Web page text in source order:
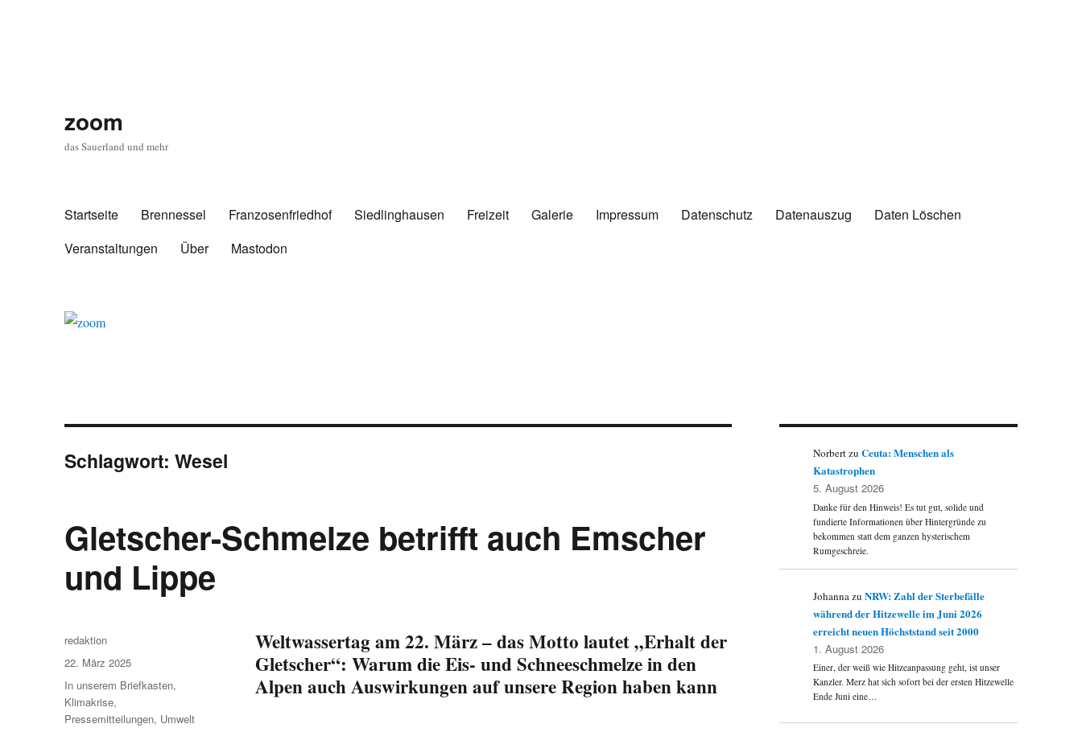
zoom
das Sauerland und mehr
Startseite Brennessel Franzosenfriedhof Siedlinghausen Freizeit Galerie Impressum Datenschutz Datenauszug
Daten Löschen
Veranstaltungen
Über Mastodon
Schlagwort:Wesel
Gletscher-Schmelze betrifft auch Emscher
und Lippe
Weltwassertag am 22. März – das Motto lautet „Erhalt der
Gletscher“: Warum die Eis- und Schneeschmelze in den
Alpen auch Auswirkungen auf unsere Region haben kann
Autor
redaktion
Veröffentlicht
am
22. März 2025
Kategorien
In unserem Briefkasten,
Klimakrise,
Pressemitteilungen, Umwelt
NorbertzuCeuta: Menschen als
Katastrophen
5. August 2026
Danke für den Hinweis! Es tut gut, solide und
fundierte Informationen über Hintergründe zu
bekommen statt dem ganzen hysterischem
Rumgeschreie.
JohannazuNRW: Zahl der Sterbefälle
während der Hitzewelle im Juni 2026
erreicht neuen Höchststand seit 2000
1. August 2026
Einer, der weiß wie Hitzeanpassung geht, ist unser
Kanzler. Merz hat sich sofort bei der ersten Hitzewelle
Ende Juni eine…